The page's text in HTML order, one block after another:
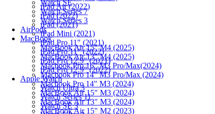
Watch SE
Watch Series 7
Watch Series 3
AirPods
MacBook
MacBook Air 15" M4 (2025)
MacBook Air 13" M4 (2025)
Macbook Pro 16" M3 Pro/Max(2024)
Macbook Pro 14" M3 Pro/Max (2024)
Macbook Pro 14" M3 (2024)
MacBook Air 15" M3 (2024)
MacBook Air 13" M3 (2024)
MacBook Air 15" M2 (2023)
iPad Air (2022)
iPad (2022)
iPad (2021)
iPad Mini (2021)
iPad Pro 11" (2021)
iPad Pro 11" (2022)
iPad Pro 12.9" (2021)
iPad Pro 12.9" (2022)
Apple Watch
Watch Ultra 3
Watch Series 11
Watch SE 3